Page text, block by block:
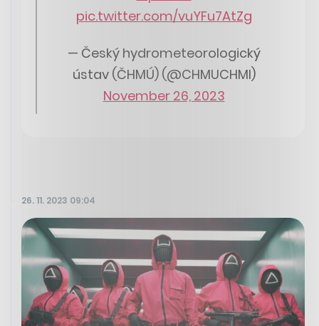
pic.twitter.com/vuYFu7AtZg
— Český hydrometeorologický
ústav (ČHMÚ) (@CHMUCHMI)
November 26, 2023
26. 11. 2023 09:04